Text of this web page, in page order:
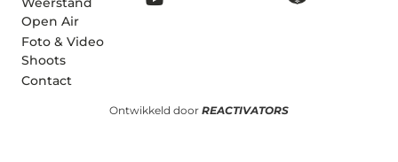
Open Air
Foto & Video
Shoots
Contact
Ontwikkeld door REACTIVATORS